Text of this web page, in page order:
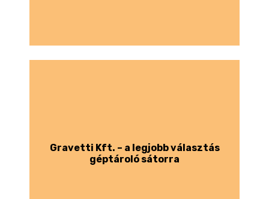
Gravetti Kft. – a legjobb választás
géptároló sátorra